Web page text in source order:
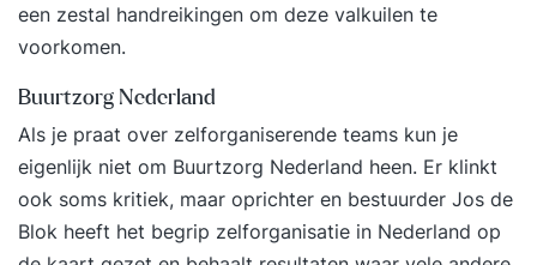
een zestal handreikingen om deze valkuilen te
voorkomen.
Buurtzorg Nederland
Als je praat over zelforganiserende teams kun je
eigenlijk niet om Buurtzorg Nederland heen. Er klinkt
ook soms kritiek, maar oprichter en bestuurder Jos de
Blok heeft het begrip zelforganisatie in Nederland op